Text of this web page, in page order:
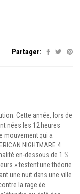
Partager:
Cette année, lors de
nées les 12 heures
mouvement qui a
NIGHTMARE 4 :
en-dessous de 1 %
» testent une théorie
une nuit dans une ville
la rage de